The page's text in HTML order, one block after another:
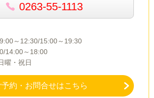
0263-55-1113
～12:30/15:00～19:30
14:00～18:00
曜・祝日
予約・お問合せはこちら